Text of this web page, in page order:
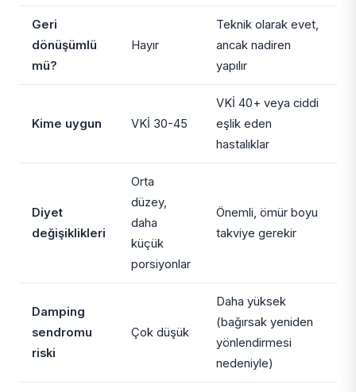
Geri
dönüşümlü
mü?
Hayır
Teknik olarak evet,
ancak nadiren
yapılır
Kime uygun VKİ 30-45
VKİ 40+ veya ciddi
eşlik eden
hastalıklar
Diyet
değişiklikleri
Orta
düzey,
daha
küçük
porsiyonlar
Önemli, ömür boyu
takviye gerekir
Damping
sendromu
riski
Çok düşük
Daha yüksek
(bağırsak yeniden
yönlendirmesi
nedeniyle)